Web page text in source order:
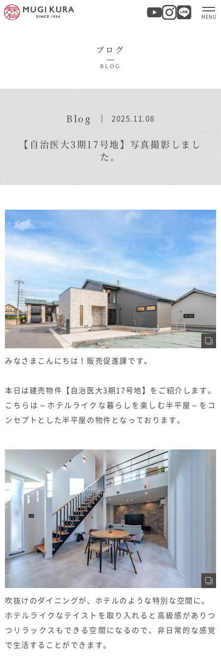
商品紹介
むぎくらについて
ニュース ブログ
イベント
オーナー様Q&A
資料請求
お問い合わせ
お問い合わ
0120-37-
ブログ
BLOG
Blog 2025.11.08
【自治医大3期17号地】写真撮影しまし
た。
みなさまこんにちは！販売促進課です。
本日は建売物件【自治医大3期17号地】をご紹介します。
こちらは～ホテルライクな暮らしを楽しむ半平屋～をコ
ンセプトとした半平屋の物件となっております。
吹抜けのダイニングが、ホテルのような特別な空間に。
ホテルライクなテイストを取り入れると高級感がありつ
つリラックスもできる空間になるので、非日常的な感覚
で生活することができます。